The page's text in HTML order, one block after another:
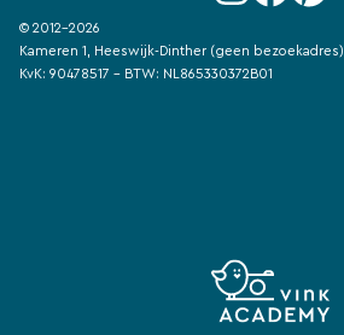
© 2012-2026
Kameren 1, Heeswijk-Dinther (geen bezoekadres)
KvK: 90478517 - BTW: NL865330372B01